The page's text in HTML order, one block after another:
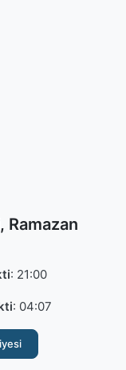
Ramazan
: 21:00
: 04:07